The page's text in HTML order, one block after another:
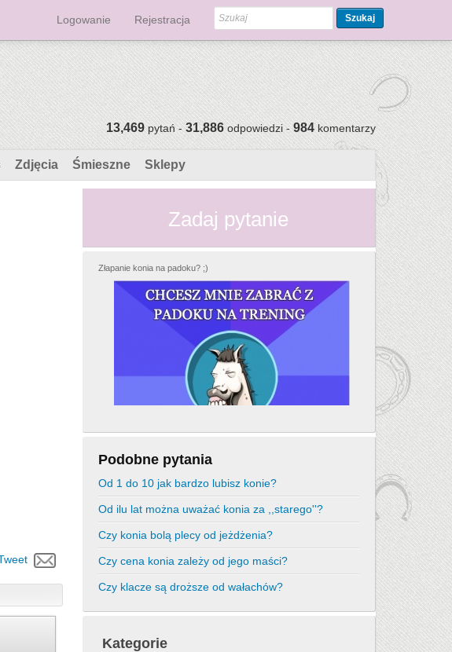
Logowanie Rejestracja Szukaj
13,469pytań -31,886odpowiedzi -984komentarzy
Zdjęcia Śmieszne Sklepy
Zadaj pytanie
Złapanie konia na padoku? ;)
Podobne pytania
Od 1 do 10 jak bardzo lubisz konie?
Od ilu lat można uważać konia za ,,starego''?
Czy konia bolą plecy od jeżdżenia?
Czy cena konia zależy od jego maści?
Czy klacze są droższe od wałachów?
Kategorie